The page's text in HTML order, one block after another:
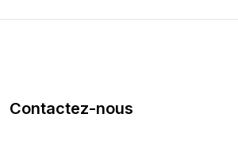
Contactez-nous